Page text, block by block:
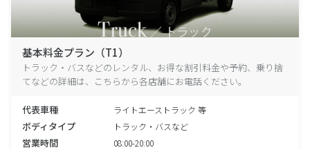
基本料金プラン（T1）
トラック・バスなどのレンタル、お得な割引料金や予約、乗り捨
てなどの詳細は、こちらから各店舗にお電話ください。
代表車種 ライトエーストラック 等
ボディタイプ トラック・バスなど
営業時間 08:00-20:00